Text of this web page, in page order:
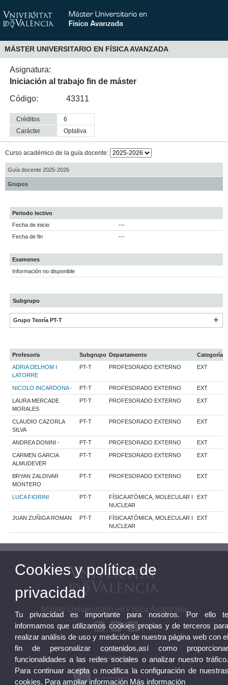
MÁSTER UNIVERSITARIO EN FÍSICA AVANZADA
Asignatura:
Iniciación al trabajo fin de máster
Código:
43311
Créditos
6
Carácter
optativa
Curso académico de la guía docente:
Guía docente 2025-2026
Grupos
Periodo lectivo
Fecha de inicio
---
Fecha de fin
---
Examenes
Información no disponible
Subgrupo
Grupo Teoría PT-T
Profesor/a Subgrupo Departamento
Categoría
ADRIA DELHOM I
LATORRE
PT-T PROFESORADO EXTERNO EXT
NICOLO INCARDONA - PT-T PROFESORADO EXTERNO EXT
LAURA MERCADE
MORALES
PT-T PROFESORADO EXTERNO EXT
CLAUDIO CAZORLA
SILVA
PT-T PROFESORADO EXTERNO EXT
ANDREA DONINI - PT-T PROFESORADO EXTERNO EXT
CARMEN GARCIA
ALMUDEVER
PT-T PROFESORADO EXTERNO EXT
BRYAN ZALDIVAR
MONTERO
PT-T PROFESORADO EXTERNO EXT
LUCA FIORINI PT-T
FÍSICA ATÒMICA, MOLECULAR I
NUCLEAR
EXT
JUAN ZUÑIGA ROMAN PT-T
FÍSICA ATÒMICA, MOLECULAR I
NUCLEAR
EXT
Máster Universitario en Física Avanzada
Aula Virtual
Seu electrònica
Cookies y política de
privacidad
Tu privacidad es importante para nosotros. Por ello
informamos que utilizamos cookies propias y de terceros
realizar análisis de uso y medición de nuestra página web con
fin de personalizar contenidos,así como
funcionalidades a las redes sociales o analizar nuestro
Para continuar acepta o modifica la configuración de
cookies. Para ampliar información Más información